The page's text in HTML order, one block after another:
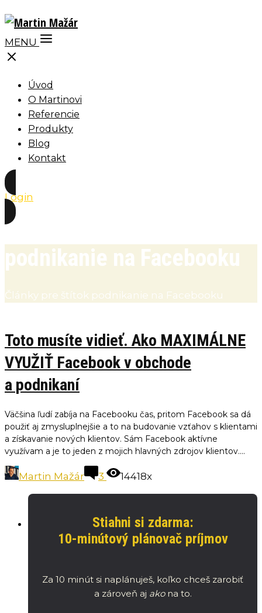
MENU
Úvod
O Martinovi
Referencie
Produkty
Blog
Kontakt
Login
podnikanie na Facebooku
Články pre štítok podnikanie na Facebooku
Toto musíte vidieť. Ako MAXIMÁLNE
VYUŽIŤ Facebook v obchode
a podnikaní
Väčšina ľudí zabíja na Facebooku čas, pritom Facebook sa dá
použiť aj zmysluplnejšie a to na budovanie vzťahov s klientami
a získavanie nových klientov. Sám Facebook aktívne
využívam a je to jeden z mojich hlavných zdrojov klientov....
Martin Mažár 3 14418x
Stiahni si zdarma:
10-minútový plánovač príjmov
Za 10 minút si naplánuješ, koľko chceš zarobiť
a zároveň aj ako na to.